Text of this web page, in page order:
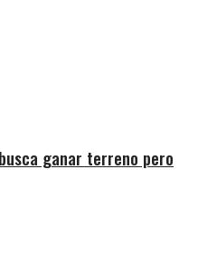
ganar terreno pero